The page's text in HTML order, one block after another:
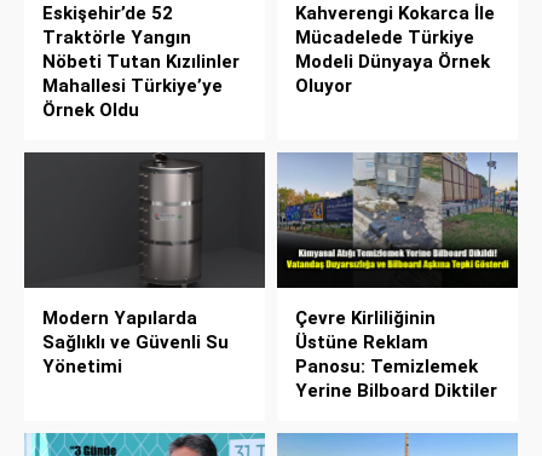
Eskişehir’de 52
Traktörle Yangın
Nöbeti Tutan Kızılinler
Mahallesi Türkiye’ye
Örnek Oldu
Kahverengi Kokarca İle
Mücadelede Türkiye
Modeli Dünyaya Örnek
Oluyor
Modern Yapılarda
Sağlıklı ve Güvenli Su
Yönetimi
Çevre Kirliliğinin
Üstüne Reklam
Panosu: Temizlemek
Yerine Bilboard Diktiler